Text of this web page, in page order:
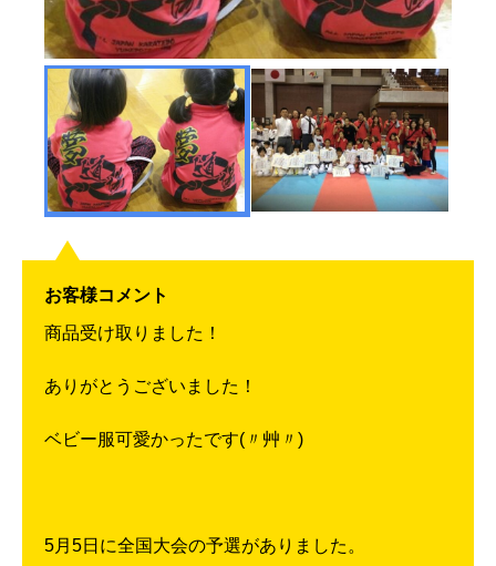
お客様コメント
商品受け取りました！
ありがとうございました！
ベビー服可愛かったです(〃艸〃)
5月5日に全国大会の予選がありました。